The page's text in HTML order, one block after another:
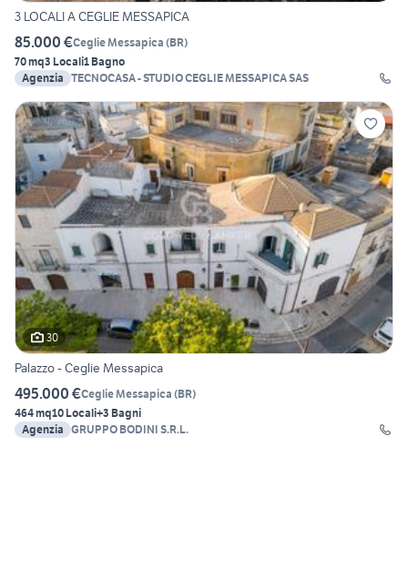
3 LOCALI A CEGLIE MESSAPICA
85.000 €Ceglie Messapica (BR)
70 mq3 Locali1 Bagno
Agenzia TECNOCASA - STUDIO CEGLIE MESSAPICA SAS
30
Palazzo - Ceglie Messapica
495.000 €Ceglie Messapica (BR)
464 mq10 Locali+3 Bagni
Agenzia GRUPPO BODINI S.R.L.